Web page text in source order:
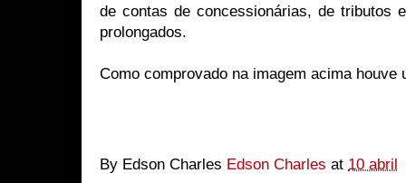
de contas de concessionárias, de tributos
prolongados.
Como comprovado na imagem acima houve
By Edson Charles Edson Charles at 10 abril